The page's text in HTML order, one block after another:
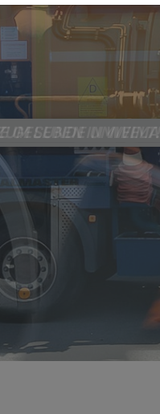
LEBEN IN
GESUNDE UMWELT!
FÜR WEIMAR!